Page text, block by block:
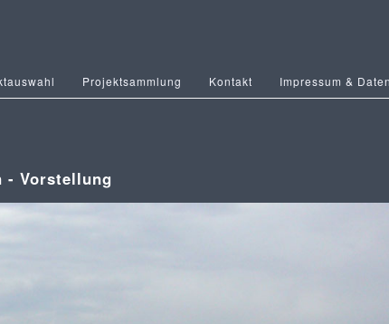
Projektsammlung Kontakt Impressum &
- Vorstellung